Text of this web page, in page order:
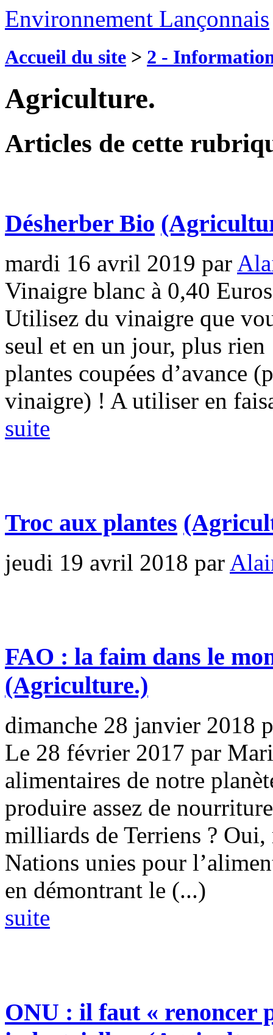
Environnement Lançonnais
Accueil du site > 2 -
Agriculture.
Articles de cette
Désherber Bio
mardi 16 avril 2019 par
Vinaigre blanc à 0,40
Utilisez du vinaigre que
seul et en un jour, plus
plantes coupées d’avance
vinaigre) ! A utiliser en
suite
Troc aux plantes
jeudi 19 avril 2018 par
FAO : la faim dans le
(Agriculture.)
dimanche 28 janvier 2018
Le 28 février 2017 par
alimentaires de notre
produire assez de
milliards de Terriens ?
Nations unies pour
en démontrant le (...)
suite
ONU : il faut « renoncer